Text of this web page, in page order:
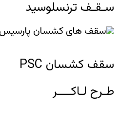
سـقـف ترنسلوسید
سقف کشسان PSC
طـرح لـاکــــر